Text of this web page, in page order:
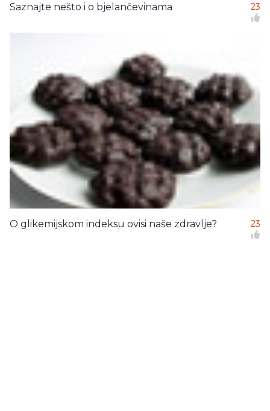
Saznajte nešto i o bjelančevinama 23
O glikemijskom indeksu ovisi naše zdravlje? 23